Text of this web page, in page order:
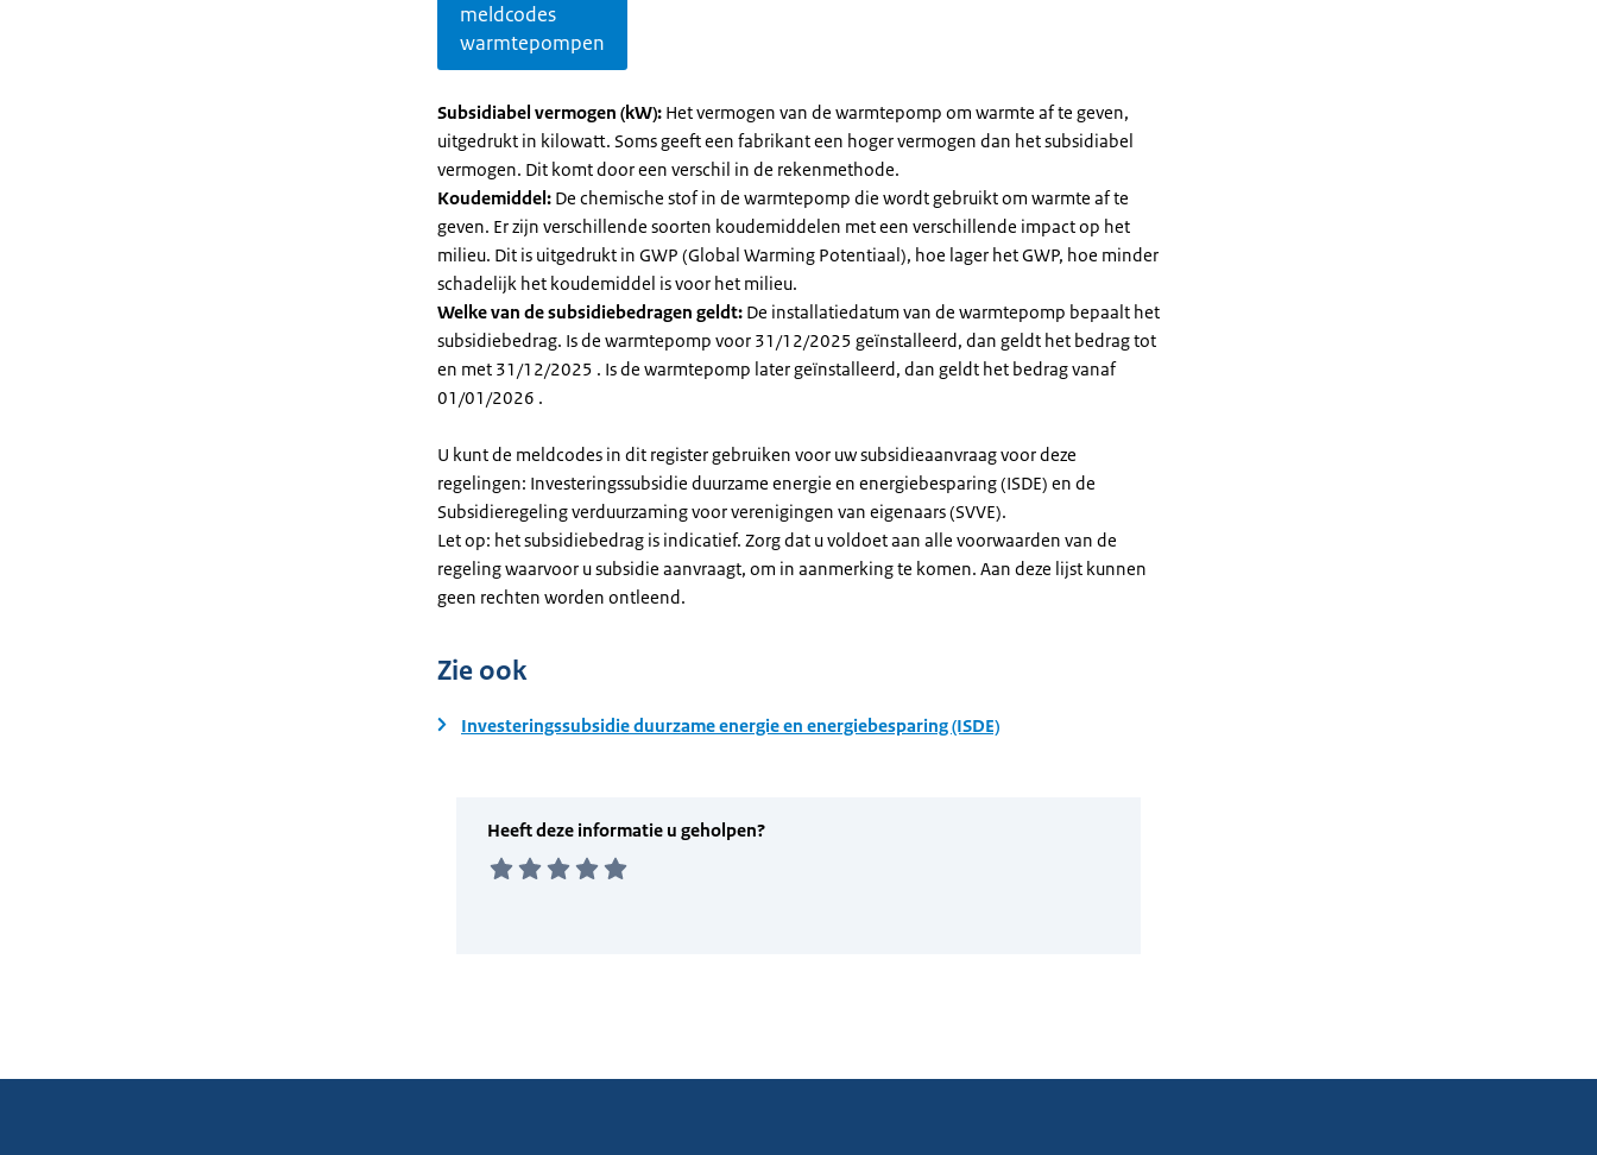
meldcodes
warmtepompen
Subsidiabel vermogen (kW): Het vermogen van de warmtepomp om warmte af te geven,
uitgedrukt in kilowatt. Soms geeft een fabrikant een hoger vermogen dan het subsidiabel
vermogen. Dit komt door een verschil in de rekenmethode.
Koudemiddel: De chemische stof in de warmtepomp die wordt gebruikt om warmte af te
geven. Er zijn verschillende soorten koudemiddelen met een verschillende impact op het
milieu. Dit is uitgedrukt in GWP (Global Warming Potentiaal), hoe lager het GWP, hoe minder
schadelijk het koudemiddel is voor het milieu.
Welke van de subsidiebedragen geldt: De installatiedatum van de warmtepomp bepaalt het
subsidiebedrag. Is de warmtepomp voor 31/12/2025 geïnstalleerd, dan geldt het bedrag tot
en met 31/12/2025 . Is de warmtepomp later geïnstalleerd, dan geldt het bedrag vanaf
01/01/2026 .
U kunt de meldcodes in dit register gebruiken voor uw subsidieaanvraag voor deze
regelingen: Investeringssubsidie duurzame energie en energiebesparing (ISDE) en de
Subsidieregeling verduurzaming voor verenigingen van eigenaars (SVVE).
Let op: het subsidiebedrag is indicatief. Zorg dat u voldoet aan alle voorwaarden van de
regeling waarvoor u subsidie aanvraagt, om in aanmerking te komen. Aan deze lijst kunnen
geen rechten worden ontleend.
Zie ook
Investeringssubsidie duurzame energie en energiebesparing (ISDE)